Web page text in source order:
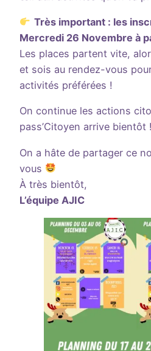
Très important : les
Mercredi 26 Novembre à
Les places partent vite,
et sois au rendez-vous
activités préférées !
On continue les actions
pass’Citoyen arrive bientôt
On a hâte de partager ce
vous
À très bientôt,
L’équipe AJIC